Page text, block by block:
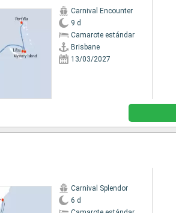
Carnival Encounter
9 d
Camarote estándar
Brisbane
13/03/2027
Carnival Splendor
6 d